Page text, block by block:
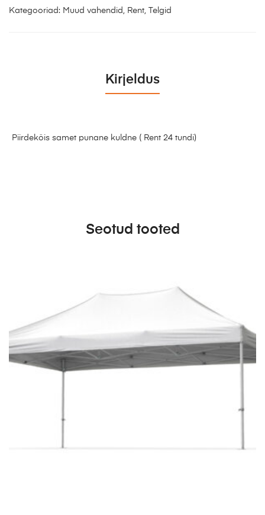
Kategooriad: Muud vahendid , Rent, Telgid
Kirjeldus
Piirdeköis samet punane kuldne ( Rent 24 tundi)
Seotud tooted